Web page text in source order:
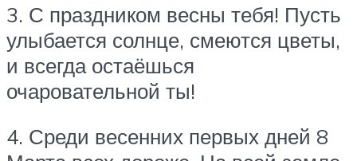
3. С праздником весны тебя! Пусть
улыбается солнце, смеются цветы,
и всегда остаёшься
очаровательной ты!
4. Среди весенних первых дней 8